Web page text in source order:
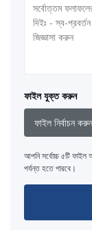
ফাইল যুক্ত করুন
ফাইল নির্বাচন করুন
আপনি সর্বোচ্চ ৫টি
পর্যন্ত হতে পারবে।